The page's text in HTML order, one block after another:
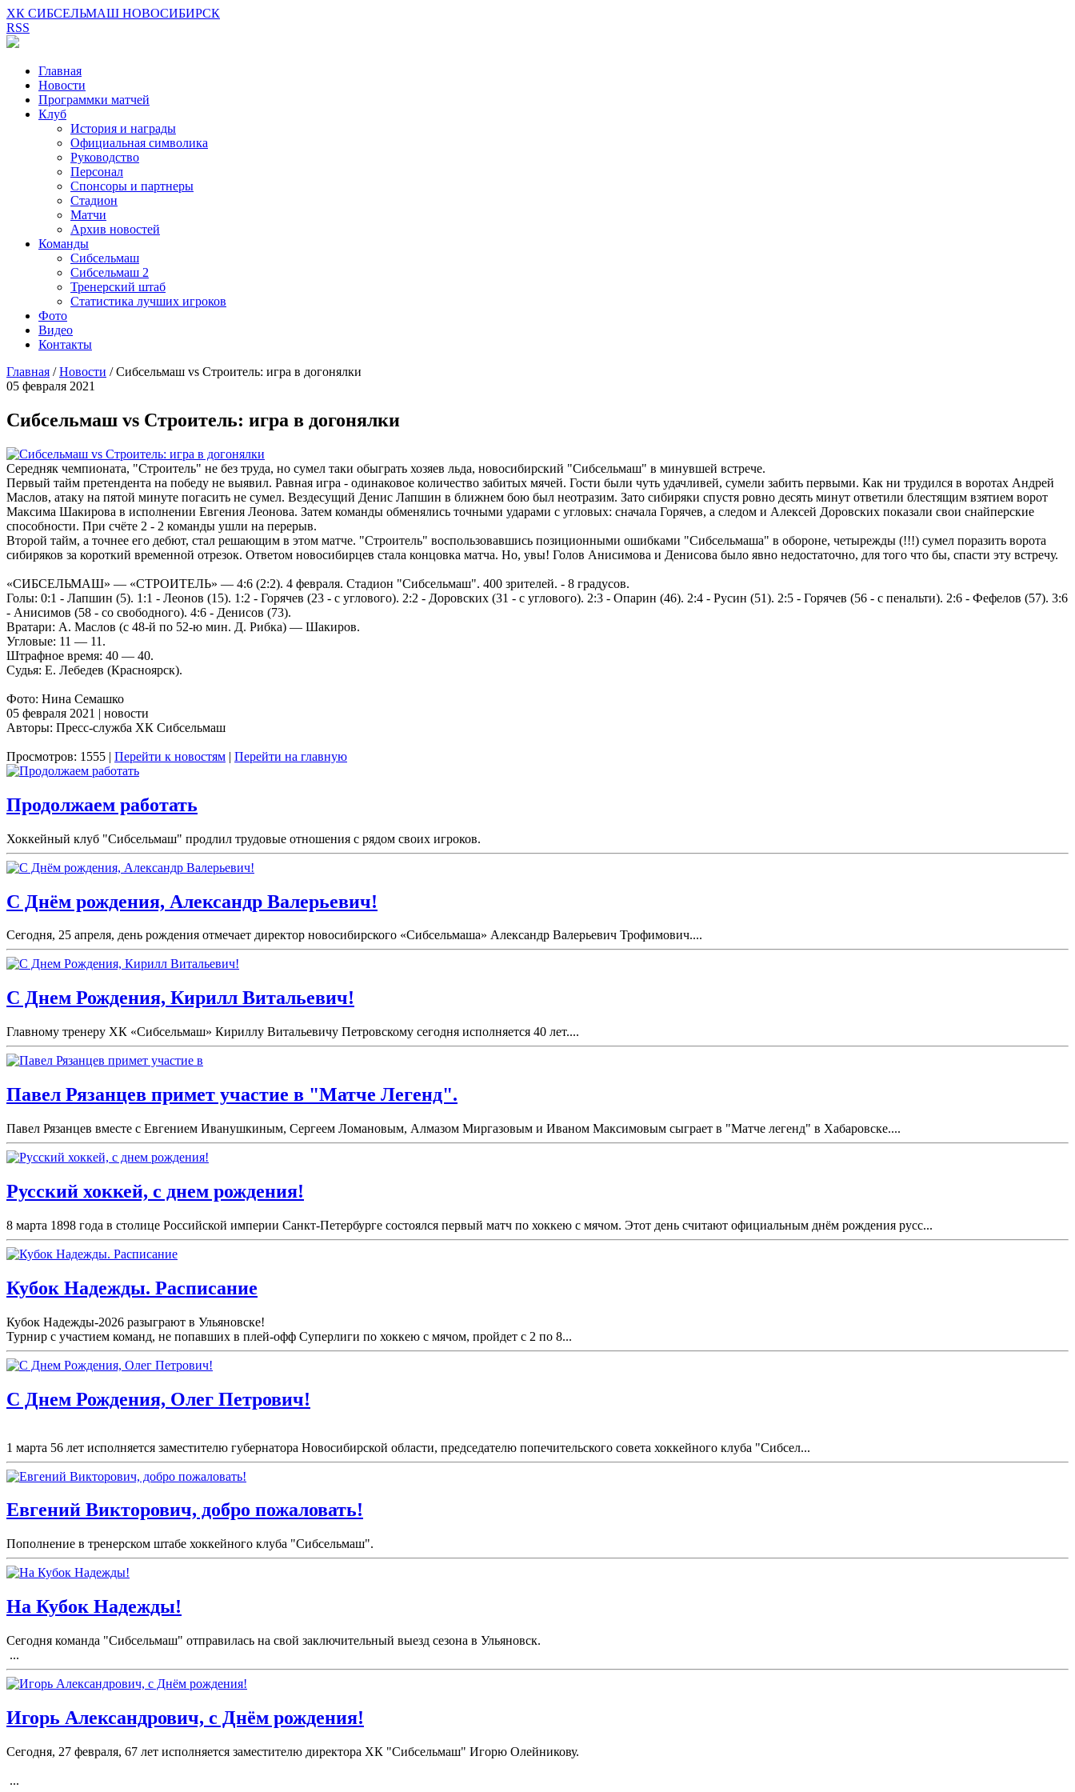
ХК СИБСЕЛЬМАШ НОВОСИБИРСК
RSS
Главная
Новости
Программки матчей
Клуб
История и награды
Официальная символика
Руководство
Персонал
Спонсоры и партнеры
Стадион
Матчи
Архив новостей
Команды
Сибсельмаш
Сибсельмаш 2
Тренерский штаб
Статистика лучших игроков
Фото
Видео
Контакты
Главная /Новости /Сибсельмаш vs Строитель: игра в догонялки
05 февраля 2021
Сибсельмаш vs Строитель: игра в догонялки
Середняк чемпионата, "Строитель" не без труда, но сумел таки обыграть хозяев льда, новосибирский "Сибсельмаш" в минувшей встрече.
Первый тайм претендента на победу не выявил. Равная игра - одинаковое количество забитых мячей. Гости были чуть удачливей, сумели забить первыми. Как ни трудился в воротах Андрей
Маслов, атаку на пятой минуте погасить не сумел. Вездесущий Денис Лапшин в ближнем бою был неотразим. Зато сибиряки спустя ровно десять минут ответили блестящим взятием ворот
Максима Шакирова в исполнении Евгения Леонова. Затем команды обменялись точными ударами с угловых: сначала Горячев, а следом и Алексей Доровских показали свои снайперские
способности. При счёте 2 - 2 команды ушли на перерыв.
Второй тайм, а точнее его дебют, стал решающим в этом матче. "Строитель" воспользовавшись позиционными ошибками "Сибсельмаша" в обороне, четырежды (!!!) сумел поразить ворота
сибиряков за короткий временной отрезок. Ответом новосибирцев стала концовка матча. Но, увы! Голов Анисимова и Денисова было явно недостаточно, для того что бы, спасти эту встречу.
«СИБСЕЛЬМАШ» — «СТРОИТЕЛЬ» — 4:6 (2:2). 4 февраля. Стадион "Сибсельмаш". 400 зрителей. - 8 градусов.
Голы: 0:1 - Лапшин (5). 1:1 - Леонов (15). 1:2 - Горячев (23 - с углового). 2:2 - Доровских (31 - с углового). 2:3 - Опарин (46). 2:4 - Русин (51). 2:5 - Горячев (56 - с пенальти). 2:6 - Фефелов (57). 3:6
- Анисимов (58 - со свободного). 4:6 - Денисов (73).
Вратари: А. Маслов (с 48-й по 52-ю мин. Д. Рибка) — Шакиров.
Угловые: 11 — 11.
Штрафное время: 40 — 40.
Судья: Е. Лебедев (Красноярск).
Фото: Нина Семашко
05 февраля 2021 | новости
Авторы: Пресс-служба ХК Сибсельмаш
Просмотров: 1555 | Перейти к новостям | Перейти на главную
Продолжаем работать
Хоккейный клуб "Сибсельмаш" продлил трудовые отношения с рядом своих игроков.
С Днём рождения, Александр Валерьевич!
Сегодня, 25 апреля, день рождения отмечает директор новосибирского «Сибсельмаша» Александр Валерьевич Трофимович....
С Днем Рождения, Кирилл Витальевич!
Главному тренеру ХК «Сибсельмаш» Кириллу Витальевичу Петровскому сегодня исполняется 40 лет....
Павел Рязанцев примет участие в "Матче Легенд".
Павел Рязанцев вместе с Евгением Иванушкиным, Сергеем Ломановым, Алмазом Миргазовым и Иваном Максимовым сыграет в "Матче легенд" в Хабаровске....
Русский хоккей, с днем рождения!
8 марта 1898 года в столице Российской империи Санкт-Петербурге состоялся первый матч по хоккею с мячом. Этот день считают официальным днём рождения русс...
Кубок Надежды. Расписание
Кубок Надежды-2026 разыграют в Ульяновске!
Турнир с участием команд, не попавших в плей-офф Суперлиги по хоккею с мячом, пройдет с 2 по 8...
С Днем Рождения, Олег Петрович!
1 марта 56 лет исполняется заместителю губернатора Новосибирской области, председателю попечительского совета хоккейного клуба "Сибсел...
Евгений Викторович, добро пожаловать!
Пополнение в тренерском штабе хоккейного клуба "Сибсельмаш".
На Кубок Надежды!
Сегодня команда "Сибсельмаш" отправилась на свой заключительный выезд сезона в Ульяновск.
...
Игорь Александрович, с Днём рождения!
Сегодня, 27 февраля, 67 лет исполняется заместителю директора ХК "Сибсельмаш" Игорю Олейникову.
...